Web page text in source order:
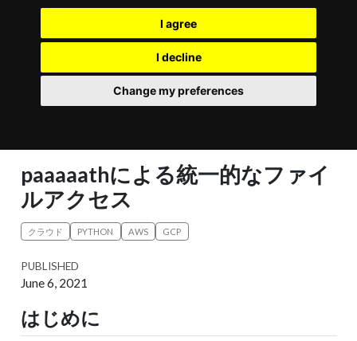
I agree
I decline
Change my preferences
paaaaathによる統一的なファイ
ルアクセス
クラウド PYTHON AWS GCP
PUBLISHED
June 6, 2021
はじめに